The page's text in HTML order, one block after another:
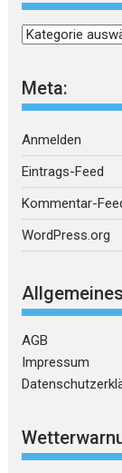
Kategorien
Meta:
Anmelden
Eintrags-Feed
Kommentar-
WordPress.org
Allgemeines
AGB
Impressum